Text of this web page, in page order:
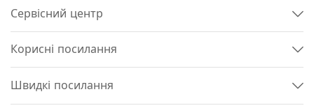
Сервісний центр
Корисні посилання
Швидкі посилання